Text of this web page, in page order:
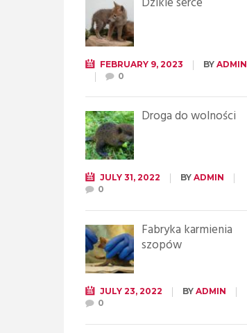
FEBRUARY 9, 2023 BY ADMIN
0
Droga do wolności
JULY 31, 2022 BY ADMIN
0
Fabryka karmienia
szopów
JULY 23, 2022 BY ADMIN
0